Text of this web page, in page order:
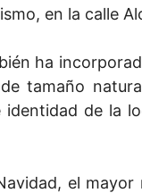
en la calle
ha
tamaño
de la
el